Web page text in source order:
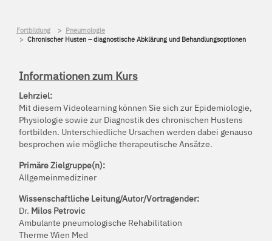
Fortbildung
Pneumologie
Chronischer Husten – diagnostische Abklärung und Behandlungsoptionen
Informationen zum Kurs
Lehrziel:
Mit diesem Videolearning können Sie sich zur Epidemiologie,
Physiologie sowie zur Diagnostik des chronischen Hustens
fortbilden. Unterschiedliche Ursachen werden dabei genauso
besprochen wie mögliche therapeutische Ansätze.
Primäre Zielgruppe(n):
Allgemeinmediziner
Wissenschaftliche Leitung/Autor/Vortragender:
Dr. Milos Petrovic
Ambulante pneumologische Rehabilitation
Therme Wien Med